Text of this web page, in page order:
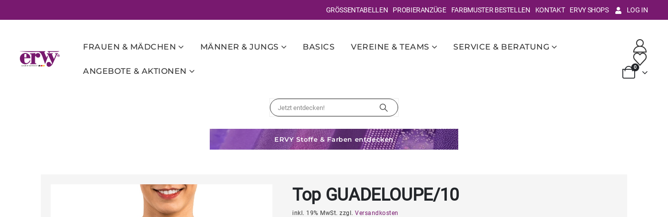
GRÖSSENTABELLEN PROBIERANZÜGE FARBMUSTER BESTELLEN KONTAKT ERVY SHOPS LOG IN
FRAUEN & MÄDCHEN MÄNNER & JUNGS BASICS VEREINE & TEAMS SERVICE & BERATUNG
ANGEBOTE & AKTIONEN 0
ERVY Stoffe & Farben entdecken
Top GUADELOUPE/10
inkl. 19% MwSt. zzgl. Versandkosten